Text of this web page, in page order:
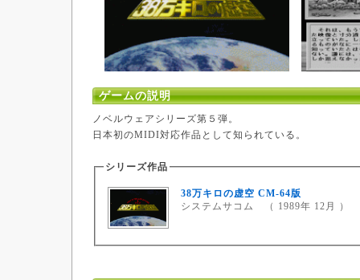
ゲームの説明
ノベルウェアシリーズ第５弾。
日本初のMIDI対応作品として知られている。
シリーズ作品
38万キロの虚空 CM-64版
システムサコム （ 1989年 12月 ）